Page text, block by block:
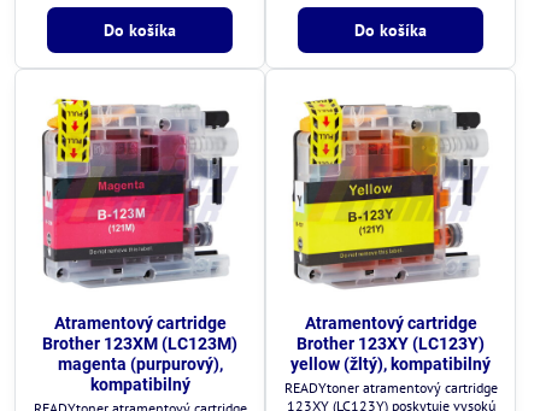
Do košíka Do košíka
Atramentový cartridge
Brother 123XM (LC123M)
magenta (purpurový),
kompatibilný
Atramentový cartridge
Brother 123XY (LC123Y)
yellow (žltý), kompatibilný
READYtoner atramentový cartridge
123XY (LC123Y) poskytuje vysokú